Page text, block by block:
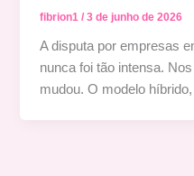
fibrion1/3 de junho de 2026
A disputa por empresas
nunca foi tão intensa.
mudou. O modelo